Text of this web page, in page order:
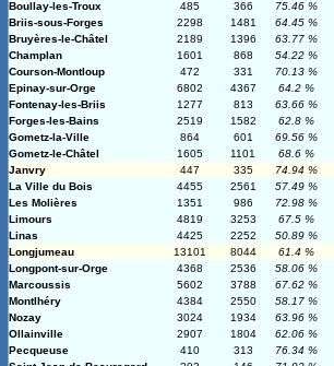
Boullay-les-Troux 485 366 75.46 %
Briis-sous-Forges 2298 1481 64.45 %
Bruyères-le-Châtel 2189 1396 63.77 %
Champlan 1601 868 54.22 %
Courson-Montloup 472 331 70.13 %
Epinay-sur-Orge 6802 4367 64.2 %
Fontenay-les-Briis 1277 813 63.66 %
Forges-les-Bains 2519 1582 62.8 %
Gometz-la-Ville 864 601 69.56 %
Gometz-le-Châtel 1605 1101 68.6 %
Janvry 447 335 74.94 %
La Ville du Bois 4455 2561 57.49 %
Les Molières 1351 986 72.98 %
Limours 4819 3253 67.5 %
Linas 4425 2252 50.89 %
Longjumeau 13101 8044 61.4 %
Longpont-sur-Orge 4368 2536 58.06 %
Marcoussis 5602 3788 67.62 %
Montlhéry 4384 2550 58.17 %
Nozay 3024 1934 63.96 %
Ollainville 2907 1804 62.06 %
Pecqueuse 410 313 76.34 %